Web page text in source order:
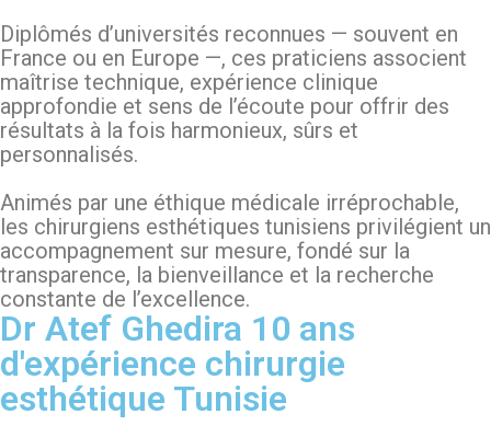
Diplômés d’universités reconnues — souvent en
France ou en Europe —, ces praticiens associent
maîtrise technique, expérience clinique
approfondie et sens de l’écoute pour offrir des
résultats à la fois harmonieux, sûrs et
personnalisés.
Animés par une éthique médicale irréprochable,
les chirurgiens esthétiques tunisiens privilégient un
accompagnement sur mesure, fondé sur la
transparence, la bienveillance et la recherche
constante de l’excellence.
Dr Atef Ghedira 10 ans
d'expérience chirurgie
esthétique Tunisie